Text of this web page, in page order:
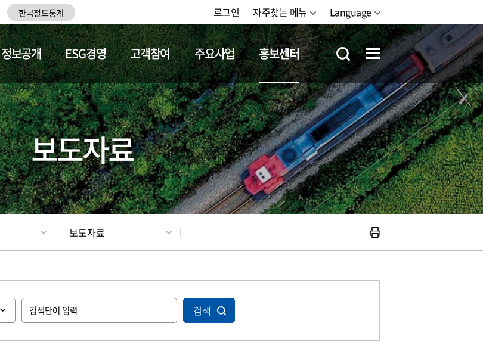
한국철도통계 로그인 자주찾는 메뉴 Language
정보공개 ESG경영 고객참여 주요사업 홍보센터
갤러리 기차소개 철도체험
보도자료
보도자료
검색